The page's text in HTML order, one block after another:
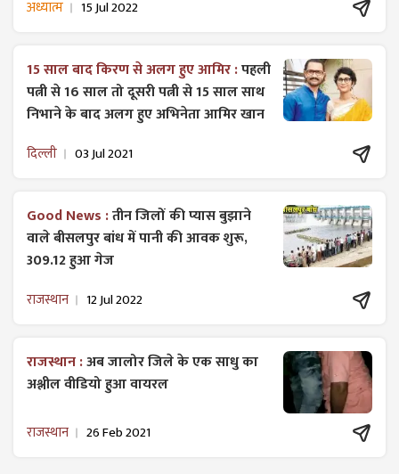
अध्यात्म 15 Jul 2022
15 साल बाद किरण से अलग हुए आमिर :पहली
पत्नी से 16 साल तो दूसरी पत्नी से 15 साल साथ
निभाने के बाद अलग हुए अभिनेता आमिर खान
दिल्ली 03 Jul 2021
Good News :तीन जिलों की प्यास बुझाने
वाले बीसलपुर बांध में पानी की आवक शुरू,
309.12 हुआ गेज
राजस्थान 12 Jul 2022
राजस्थान :अब जालोर जिले के एक साधु का
अश्लील वीडियो हुआ वायरल
राजस्थान 26 Feb 2021